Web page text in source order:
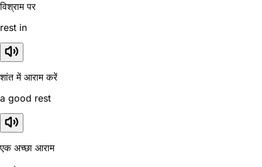
विश्राम पर
rest in
शांत में आराम करें
a good rest
एक अच्छा आराम